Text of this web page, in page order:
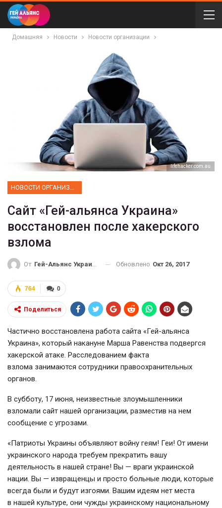
Домашняя Новости Новости организации
lifehacker.com.au
Сайт «Гей-альянса Украина»
восстановлен после хакерского
взлома
От Гей-Альянс Украина Обновлено Окт 26, 2017
0
764
Поделиться
Частично восстановлена работа сайта «Гей-альянса
Украина», который накануне Марша Равенства подвергся
хакерской атаке. Расследованием факта
взлома занимаются сотрудники правоохранительных
органов.
В субботу, 17 июня, неизвестные злоумышленники
взломали сайт нашей организации, разместив на нем
сообщение с угрозами.
«Патриоты Украины объявляют войну геям! Геи! От имени
украинского народа требуем прекратить вашу
деятельность в нашей стране! Вы — враги украинской
нации. Вы — извращенцы и просто больные люди, которые
всегда были и будут изгоями. Вашим идеям нет места
в нашей культуре, они чужды украинскому национальному